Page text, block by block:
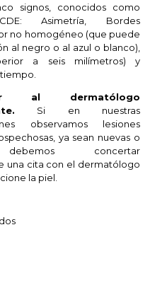
signos, conocidos como
Asimetría, Bordes
no homogéneo (que puede
al negro o al azul o blanco),
a seis milímetros) y
al dermatólogo
Si en nuestras
observamos lesiones
ya sean nuevas o
concertar
una cita con el dermatólogo
la piel.